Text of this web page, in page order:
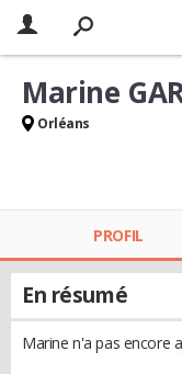
Marine
Orléans
PROFIL
En résumé
Marine n'a pas encore